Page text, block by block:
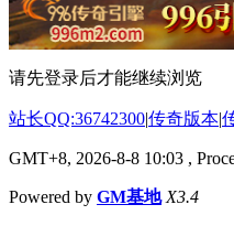
请先登录后才能继续浏览
站长QQ:36742300|传奇版本|
GMT+8, 2026-8-8 10:03 ,
Powered by GM基地 X3.4